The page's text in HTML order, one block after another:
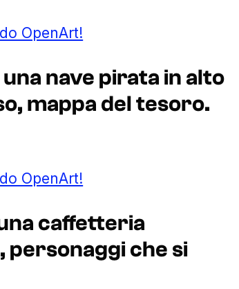
OpenArt!
nave pirata in alto
mappa del tesoro.
OpenArt!
caffetteria
personaggi che si